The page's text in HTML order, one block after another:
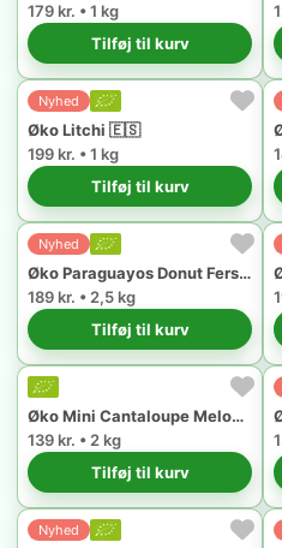
179 kr. • 1 kg
Tilføj til kurv
Nyhed
Øko Litchi 🇪🇸
199 kr. • 1 kg
Tilføj til kurv
Nyhed
Øko Paraguayos Donut Fersken 🇪🇸
189 kr. • 2,5 kg
Tilføj til kurv
Øko Mini Cantaloupe Melon 🇪🇸
139 kr. • 2 kg
Tilføj til kurv
Nyhed